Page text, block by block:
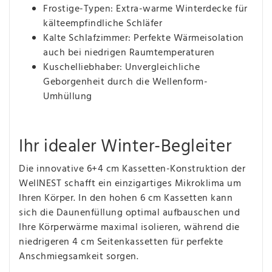
Frostige-Typen: Extra-warme Winterdecke für
kälteempfindliche Schläfer
Kalte Schlafzimmer: Perfekte Wärmeisolation
auch bei niedrigen Raumtemperaturen
Kuschelliebhaber: Unvergleichliche
Geborgenheit durch die Wellenform-
Umhüllung
Ihr idealer Winter-Begleiter
Die innovative 6+4 cm Kassetten-Konstruktion der
WellNEST schafft ein einzigartiges Mikroklima um
Ihren Körper. In den hohen 6 cm Kassetten kann
sich die Daunenfüllung optimal aufbauschen und
Ihre Körperwärme maximal isolieren, während die
niedrigeren 4 cm Seitenkassetten für perfekte
Anschmiegsamkeit sorgen.